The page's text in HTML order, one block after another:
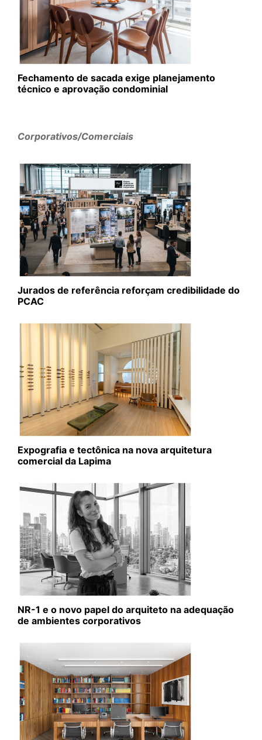
Fechamento de sacada exige planejamento
técnico e aprovação condominial
Corporativos/Comerciais
Jurados de referência reforçam credibilidade do
PCAC
Expografia e tectônica na nova arquitetura
comercial da Lapima
NR-1 e o novo papel do arquiteto na adequação
de ambientes corporativos